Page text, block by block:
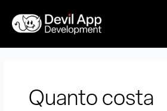
contenuto
Quanto costa